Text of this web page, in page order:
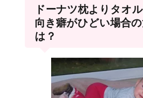
ドーナツ枕よりタオ
向き癖がひどい場合
は？